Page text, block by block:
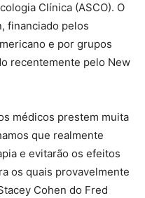
Clínica (ASCO). O
financiado pelos
e por grupos
recentemente pelo New
médicos prestem muita
que realmente
e evitarão os efeitos
os quais provavelmente
Cohen do Fred